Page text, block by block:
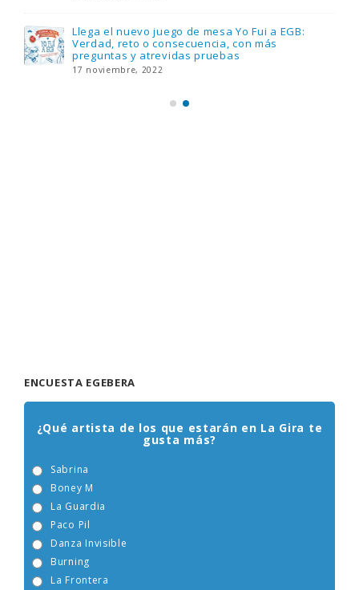
Llega el nuevo juego de mesa Yo Fui a EGB:
Verdad, reto o consecuencia, con más
preguntas y atrevidas pruebas
17 noviembre, 2022
ENCUESTA EGEBERA
¿Qué artista de los que estarán en La Gira te
gusta más?
Sabrina
Boney M
La Guardia
Paco Pil
Danza Invisible
Burning
La Frontera